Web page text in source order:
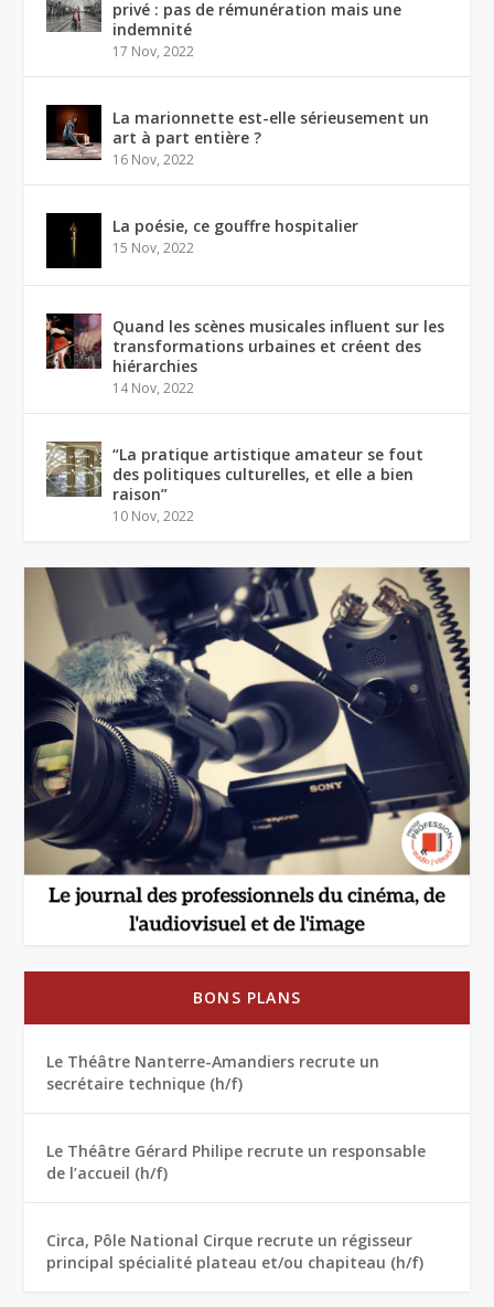
privé : pas de rémunération mais une
indemnité
17 Nov, 2022
La marionnette est-elle sérieusement un
art à part entière ?
16 Nov, 2022
La poésie, ce gouffre hospitalier
15 Nov, 2022
Quand les scènes musicales influent sur les
transformations urbaines et créent des
hiérarchies
14 Nov, 2022
“La pratique artistique amateur se fout
des politiques culturelles, et elle a bien
raison”
10 Nov, 2022
BONS PLANS
Le Théâtre Nanterre-Amandiers recrute un
secrétaire technique (h/f)
Le Théâtre Gérard Philipe recrute un responsable
de l’accueil (h/f)
Circa, Pôle National Cirque recrute un régisseur
principal spécialité plateau et/ou chapiteau (h/f)